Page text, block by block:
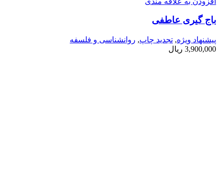
باج گیری عاطفی
پیشنهاد ویژه, تجدید چاپ, روانشناسی و فلسفه
3,900,000 ریال